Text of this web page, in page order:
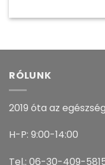
RÓLUNK
2019 óta az
H-P: 9:00-14:00
Tel.: 06-30-409-